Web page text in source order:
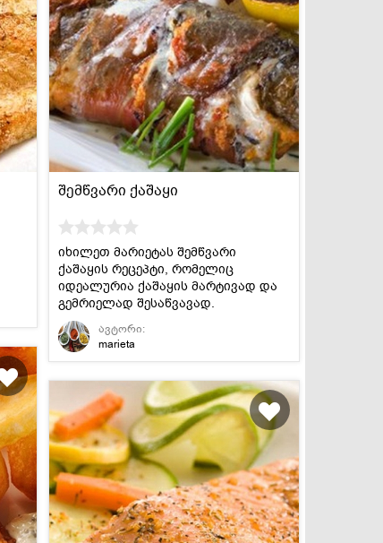
შემწვარი ქაშაყი
იხილეთ მარიეტას შემწვარი
ქაშაყის რეცეპტი, რომელიც
იდეალურია ქაშაყის მარტივად და
გემრიელად შესაწვავად.
ავტორი:
marieta